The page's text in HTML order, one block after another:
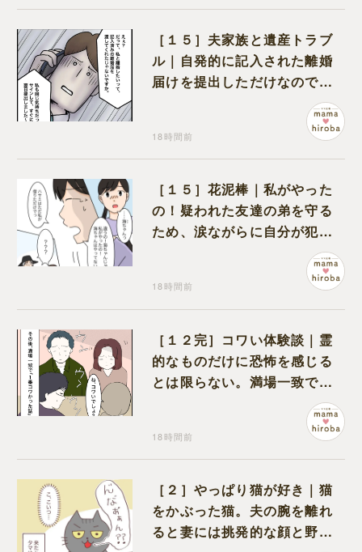
［１５］夫家族と遺産トラブ
ル｜自発的に記入された離婚
届けを提出しただけなので、
18時間前
［１５］花泥棒｜私がやった
の！疑われた友達の弟を守る
ため、涙ながらに自分が犯人
18時間前
［１２完］コワい体験談｜霊
的なものだけに恐怖を感じる
とは限らない。満場一致でコ
ワいと認定された意外な体験
18時間前
［２］やっぱり猫が好き｜猫
をかぶった猫。夫の腕を離れ
ると妻には挑発的な顔と野太